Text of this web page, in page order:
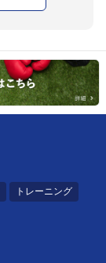
トレーニング